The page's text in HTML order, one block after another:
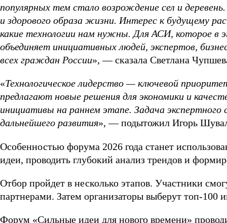
популярных тем стало возрождение сел и
и здорового образа жизни. Интерес к будущему
какие технологии нам нужны. Для АСИ, которое
объединяет инициативных людей, экспертов,
всех граждан России», — сказала Светлана
«Технологическое лидерство — ключевой
предлагают новые решения для экономики и
инициативы на раннем этапе. Задача
дальнейшего развития», — подытожил Игорь
Особенностью форума 2026 года станет
идеи, проводить глубокий анализ трендов и
Отбор пройдет в несколько этапов. Участники
партнерами. Затем организаторы выберут топ-100
Форум «Сильные идеи для нового времени»